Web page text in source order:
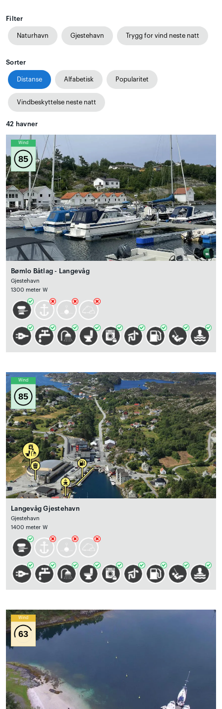
Filter
Naturhavn Gjestehavn Trygg for vind neste natt
Sorter
Distanse Alfabetisk Popularitet
Vindbeskyttelse neste natt
42 havner
Wind
85
Bømlo Båtlag - Langevåg
Gjestehavn
1300 meter W
Wind
85
Langevåg Gjestehavn
Gjestehavn
1400 meter W
Wind
63